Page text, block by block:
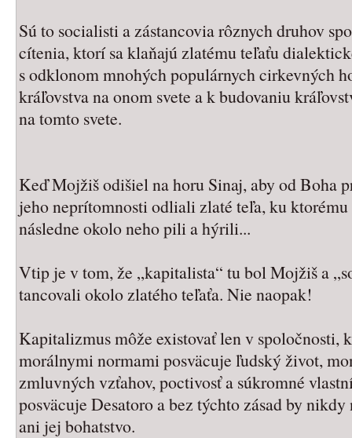
Sú to socialisti a zástancovia rôznych druhov
cítenia, ktorí sa klaňajú zlatému teľaťu
s odklonom mnohých populárnych cirkevných
kráľovstva na onom svete a k budovaniu
na tomto svete.
Keď Mojžiš odišiel na horu Sinaj, aby od Boha
jeho neprítomnosti odliali zlaté teľa, ku
následne okolo neho pili a hýrili...
Vtip je v tom, že „kapitalista“ tu bol Mojžiš a
tancovali okolo zlatého teľaťa. Nie naopak!
Kapitalizmus môže existovať len v spoločnosti,
morálnymi normami posväcuje ľudský život,
zmluvných vzťahov, poctivosť a súkromné
posväcuje Desatoro a bez týchto zásad by
ani jej bohatstvo.